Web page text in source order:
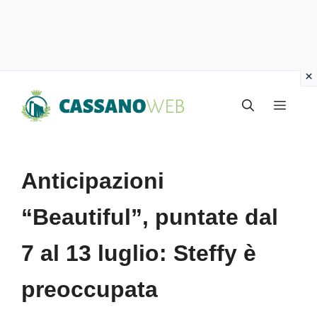
Menu
Anticipazioni
“Beautiful”, puntate dal
7 al 13 luglio: Steffy è
preoccupata